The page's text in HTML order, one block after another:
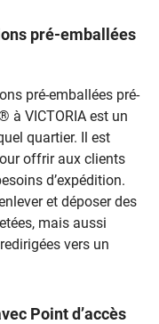
pré-emballées
pré-emballées pré-
à VICTORIA est un
quartier. Il est
offrir aux clients
d’expédition.
et déposer des
mais aussi
vers un
Point d’accès